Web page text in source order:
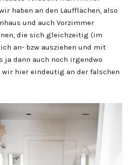
haben an den Laufflächen, also
und auch Vorzimmer
die sich gleichzeitig (im
an- bzw ausziehen und mit
ja dann auch noch irgendwo
hier eindeutig an der falschen